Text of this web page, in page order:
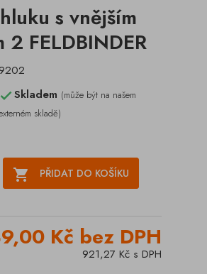
s vnějším
2 FELDBINDER
9202
Skladem (může být na našem
skladě)
 PŘIDAT DO KOŠÍKU
Kč bez DPH
921,27 Kč s DPH